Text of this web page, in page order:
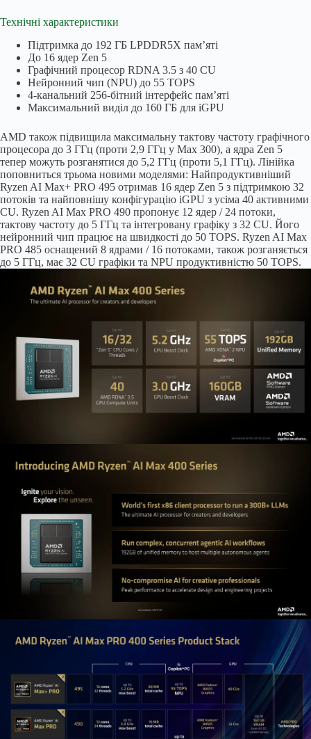
Технічні характеристики
Підтримка до 192 ГБ LPDDR5X пам’яті
До 16 ядер Zen 5
Графічний процесор RDNA 3.5 з 40 CU
Нейронний чип (NPU) до 55 TOPS
4-канальний 256-бітний інтерфейс пам’яті
Максимальний виділ до 160 ГБ для iGPU
AMD також підвищила максимальну тактову частоту графічного
процесора до 3 ГГц (проти 2,9 ГГц у Max 300), а ядра Zen 5
тепер можуть розганятися до 5,2 ГГц (проти 5,1 ГГц). Лінійка
поповниться трьома новими моделями: Найпродуктивніший
Ryzen AI Max+ PRO 495 отримав 16 ядер Zen 5 з підтримкою 32
потоків та найповнішу конфігурацію iGPU з усіма 40 активними
CU. Ryzen AI Max PRO 490 пропонує 12 ядер / 24 потоки,
тактову частоту до 5 ГГц та інтегровану графіку з 32 CU. Його
нейронний чип працює на швидкості до 50 TOPS. Ryzen AI Max
PRO 485 оснащений 8 ядрами / 16 потоками, також розганяється
до 5 ГГц, має 32 CU графіки та NPU продуктивністю 50 TOPS.